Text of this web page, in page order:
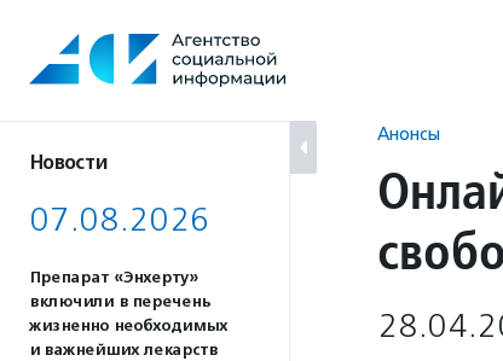
содержанию
Новости
07.08.2026
Препарат «Энхерту»
включили в перечень
жизненно необходимых
и важнейших лекарств
Анонсы